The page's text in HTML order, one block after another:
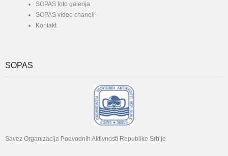
SOPAS foto galerija
SOPAS video chanell
Kontakt
SOPAS
Savez Organizacija Podvodnih Aktivnosti Republike Srbije